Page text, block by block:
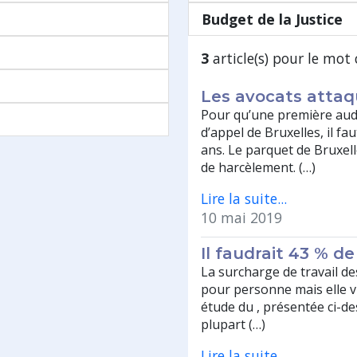
Budget de la Justice
3 article(s) pour le mot
Les avocats
Pour qu’une première
d’appel de Bruxelles, il
ans. Le parquet de
de harcèlement. (…)
Lire la suite...
10 mai 2019
Il faudrait 43 %
La surcharge de travail
pour personne mais elle
étude du , présentée ci-
plupart (…)